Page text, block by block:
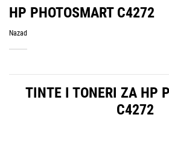
HP PHOTOSMART C4272
Nazad
TINTE I TONERI ZA HP
C4272